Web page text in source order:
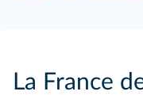
La France